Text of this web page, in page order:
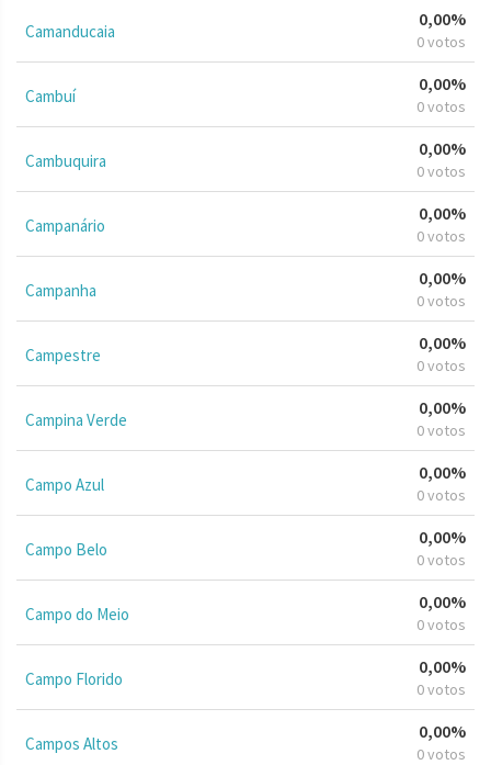
Camanducaia
0,00%
0 votos
Cambuí
0,00%
0 votos
Cambuquira
0,00%
0 votos
Campanário
0,00%
0 votos
Campanha
0,00%
0 votos
Campestre
0,00%
0 votos
Campina Verde
0,00%
0 votos
Campo Azul
0,00%
0 votos
Campo Belo
0,00%
0 votos
Campo do Meio
0,00%
0 votos
Campo Florido
0,00%
0 votos
Campos Altos
0,00%
0 votos